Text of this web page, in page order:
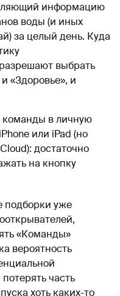
информацию
воды (и иных
за целый день. Куда
выбрать
«Здоровье», и
в личную
или iPad (но
достаточно
на кнопку
подборки уже
«Команды»
вероятность
часть
хоть каких-то